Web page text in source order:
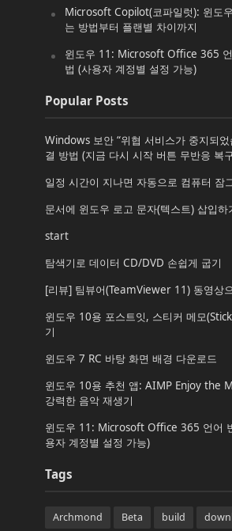
Microsoft Copilot(코파일럿): 윈도
는 방법부터 플랜별 차이까지
윈도우 11: Microsoft Office 365
법 (사용자 계정별 설정 가능)
Popular Posts
Windows 보안 “위협 서비스가 중지되었
결 방법 (지금 다시 시작 버튼 무반응 복
일정 시간이 지나면 자동으로 컴퓨터 잠
문서에 윈도우 로고 문자(텍스트) 삽입하
start
탐색기로 데이터 CD/DVD 손쉽게 굽기
[리뷰] 팀뷰어(TeamViewer 11) 동영상
윈도우 10용 포스트잇, 스티커 메모
기
윈도우 7 RC 바탕 화면 배경 다운로드
윈도우 10용 추천 앱: AIMP Enjoy the
강력한 음악 재생기
윈도우 11: Microsoft Office 365 언어
용자 계정별 설정 가능)
Tags
Archmond Beta build